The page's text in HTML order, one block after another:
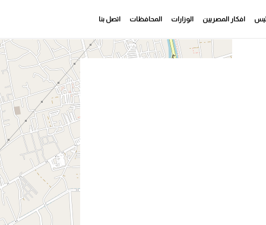
افكار المصريين الوزارات المحافظات اتصل بنا